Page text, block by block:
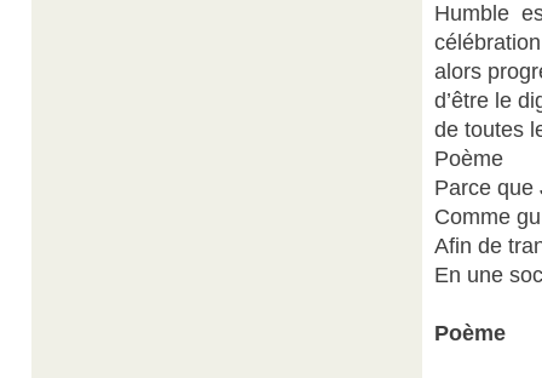
Humble
alors
d’être le
de toutes
Poème
Parce que
Comme
Afin de
En une
Poème